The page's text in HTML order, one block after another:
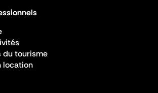
du tourisme
location